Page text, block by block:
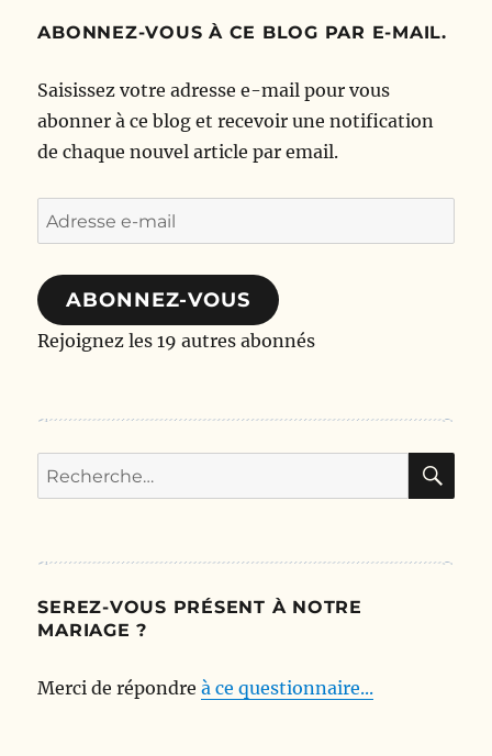
ABONNEZ-VOUS À CE BLOG PAR E-MAIL.
Saisissez votre adresse e-mail pour vous
abonner à ce blog et recevoir une notification
de chaque nouvel article par email.
Adresse
e-
mail
ABONNEZ-VOUS
Rejoignez les 19 autres abonnés
Recherche
pour :
SEREZ-VOUS PRÉSENT À NOTRE
MARIAGE ?
Merci de répondreà ce questionnaire...